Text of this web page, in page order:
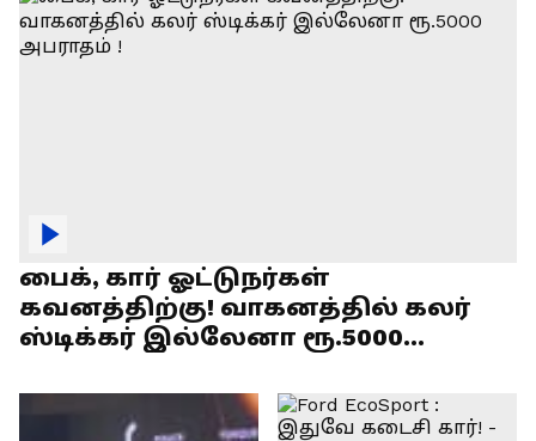
பைக், கார் ஓட்டுநர்கள்
கவனத்திற்கு! வாகனத்தில் கலர்
ஸ்டிக்கர் இல்லேனா ரூ.5000